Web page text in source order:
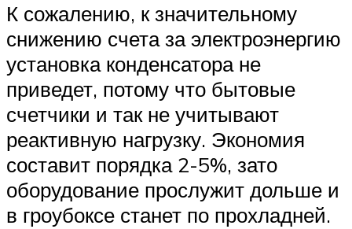
К сожалению, к значительному
снижению счета за электроэнергию
установка конденсатора не
приведет, потому что бытовые
счетчики и так не учитывают
реактивную нагрузку. Экономия
составит порядка 2-5%, зато
оборудование прослужит дольше и
в гроубоксе станет по прохладней.